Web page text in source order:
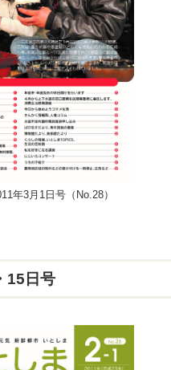
年3月1日号（No.28）
15日号